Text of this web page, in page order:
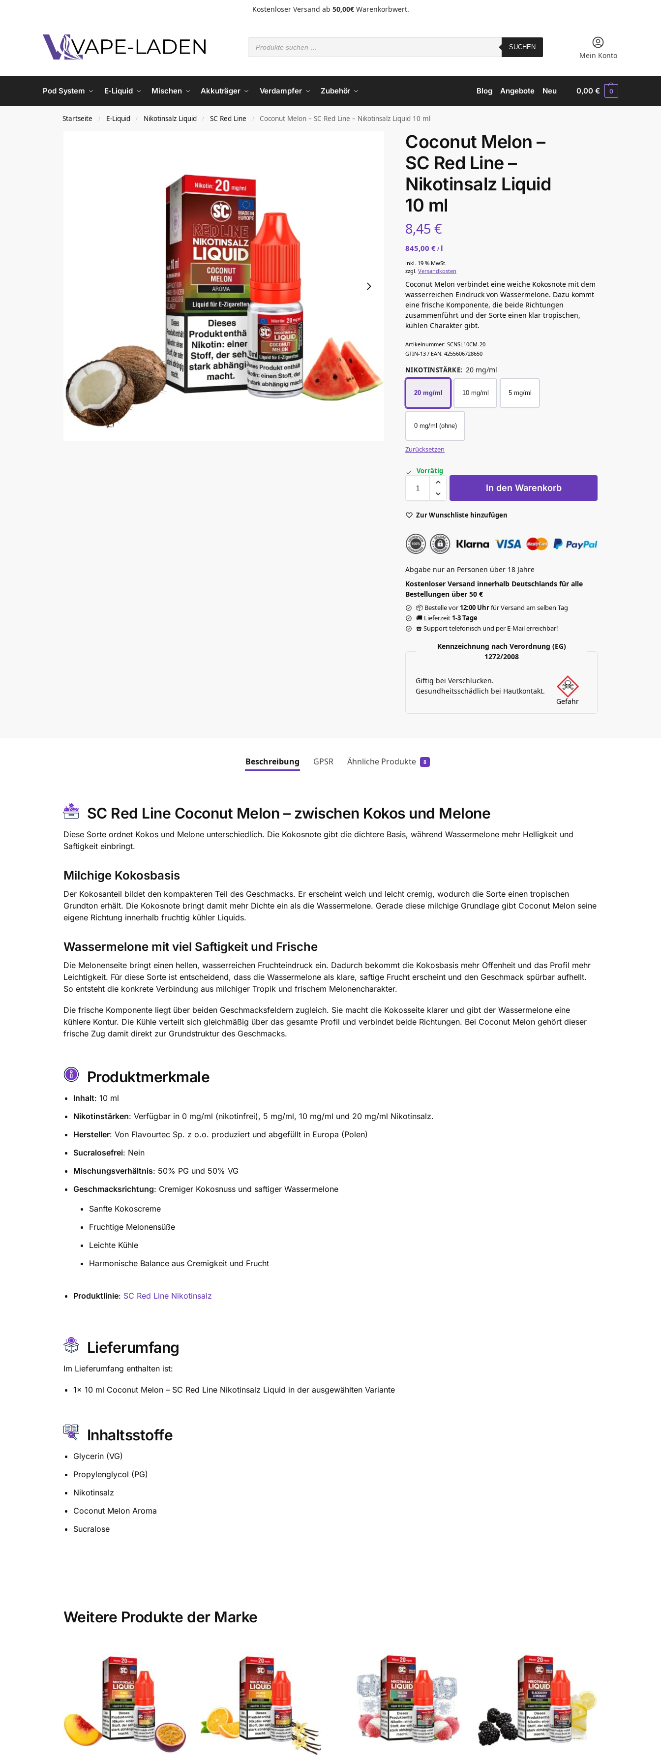
Kostenloser Versand ab 50,00€Warenkorbwert.
SUCHEN
Mein Konto
Pod System E-Liquid Mischen Akkuträger Verdampfer Zubehör Neu
Angebote
Blog 0,00€ 0
Startseite / E-Liquid / Nikotinsalz Liquid / SC Red Line / Coconut Melon – SC Red Line – Nikotinsalz Liquid 10 ml
Coconut Melon –
SC Red Line –
Nikotinsalz Liquid
10 ml
8,45€
845,00€ / l
inkl. 19 % MwSt.
zzgl.Versandkosten
Coconut Melon verbindet eine weiche Kokosnote mit dem
wasserreichen Eindruck von Wassermelone. Dazu kommt
eine frische Komponente, die beide Richtungen
zusammenführt und der Sorte einen klar tropischen,
kühlen Charakter gibt.
Artikelnummer: SCNSL10CM-20
GTIN-13 / EAN: 4255606728650
NIKOTINSTÄRKE: 20 mg/ml
20 mg/ml 10 mg/ml 5 mg/ml
0 mg/ml (ohne)
Zurücksetzen
Vorrätig
In den Warenkorb
Zur Wunschliste hinzufügen
Abgabe nur an Personen über 18 Jahre
Kostenloser Versand innerhalb Deutschlands für alle
Bestellungen über 50 €
📦 Bestelle vor12:00 Uhrfür Versand am selben Tag
🚚 Lieferzeit 1-3 Tage
☎️ Support telefonisch und per E-Mail erreichbar!
Kennzeichnung nach Verordnung (EG)
1272/2008
Giftig bei Verschlucken.
Gesundheitsschädlich bei Hautkontakt.
Gefahr
Beschreibung GPSR Ähnliche Produkte 8
SC Red Line Coconut Melon – zwischen Kokos und Melone
Diese Sorte ordnet Kokos und Melone unterschiedlich. Die Kokosnote gibt die dichtere Basis, während Wassermelone mehr Helligkeit und
Saftigkeit einbringt.
Milchige Kokosbasis
Der Kokosanteil bildet den kompakteren Teil des Geschmacks. Er erscheint weich und leicht cremig, wodurch die Sorte einen tropischen
Grundton erhält. Die Kokosnote bringt damit mehr Dichte ein als die Wassermelone. Gerade diese milchige Grundlage gibt Coconut Melon seine
eigene Richtung innerhalb fruchtig kühler Liquids.
Wassermelone mit viel Saftigkeit und Frische
Die Melonenseite bringt einen hellen, wasserreichen Fruchteindruck ein. Dadurch bekommt die Kokosbasis mehr Offenheit und das Profil mehr
Leichtigkeit. Für diese Sorte ist entscheidend, dass die Wassermelone als klare, saftige Frucht erscheint und den Geschmack spürbar aufhellt.
So entsteht die konkrete Verbindung aus milchiger Tropik und frischem Melonencharakter.
Die frische Komponente liegt über beiden Geschmacksfeldern zugleich. Sie macht die Kokosseite klarer und gibt der Wassermelone eine
kühlere Kontur. Die Kühle verteilt sich gleichmäßig über das gesamte Profil und verbindet beide Richtungen. Bei Coconut Melon gehört dieser
frische Zug damit direkt zur Grundstruktur des Geschmacks.
Produktmerkmale
Inhalt: 10 ml
Nikotinstärken: Verfügbar in 0 mg/ml (nikotinfrei), 5 mg/ml, 10 mg/ml und 20 mg/ml Nikotinsalz.
Hersteller: Von Flavourtec Sp. z o.o. produziert und abgefüllt in Europa (Polen)
Sucralosefrei: Nein
Mischungsverhältnis: 50% PG und 50% VG
Geschmacksrichtung: Cremiger Kokosnuss und saftiger Wassermelone
Sanfte Kokoscreme
Fruchtige Melonensüße
Leichte Kühle
Harmonische Balance aus Cremigkeit und Frucht
Produktlinie: SC Red Line Nikotinsalz
Lieferumfang
Im Lieferumfang enthalten ist:
1x 10 ml Coconut Melon – SC Red Line Nikotinsalz Liquid in der ausgewählten Variante
Inhaltsstoffe
Glycerin (VG)
Propylenglycol (PG)
Nikotinsalz
Coconut Melon Aroma
Sucralose
Weitere Produkte der Marke